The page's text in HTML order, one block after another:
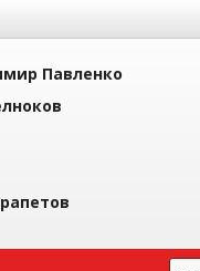
Павленко